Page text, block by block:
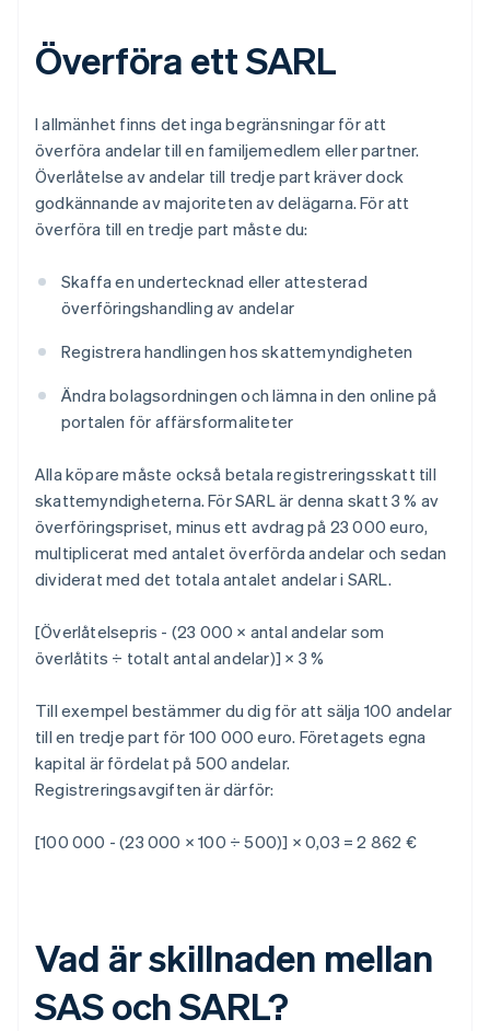
Överföra ett SARL
I allmänhet finns det inga begränsningar för att
överföra andelar till en familjemedlem eller partner.
Överlåtelse av andelar till tredje part kräver dock
godkännande av majoriteten av delägarna. För att
överföra till en tredje part måste du:
Skaffa en undertecknad eller attesterad
överföringshandling av andelar
Registrera handlingen hos skattemyndigheten
Ändra bolagsordningen och lämna in den online på
portalen för affärsformaliteter
Alla köpare måste också betala registreringsskatt till
skattemyndigheterna. För SARL är denna skatt 3 % av
överföringspriset, minus ett avdrag på 23 000 euro,
multiplicerat med antalet överförda andelar och sedan
dividerat med det totala antalet andelar i SARL.
[Överlåtelsepris - (23 000 × antal andelar som
överlåtits ÷ totalt antal andelar)] × 3 %
Till exempel bestämmer du dig för att sälja 100 andelar
till en tredje part för 100 000 euro. Företagets egna
kapital är fördelat på 500 andelar.
Registreringsavgiften är därför:
[100 000 - (23 000 × 100 ÷ 500)] × 0,03 = 2 862 €
Vad är skillnaden mellan
SAS och SARL?